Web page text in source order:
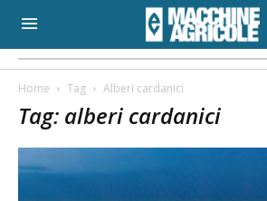
Home Tag Alberi cardanici
Tag: alberi cardanici